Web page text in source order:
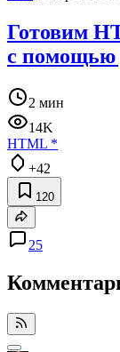
Готовим
с помощью
2 мин
14K
HTML *
+42
120
25